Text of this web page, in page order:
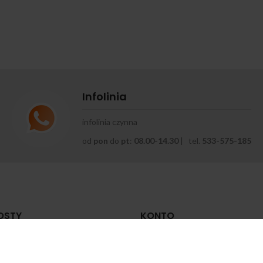
Infolinia
infolinia czynna
od pon do pt: 08.00-14.30 | tel. 533-575-185
KONTO